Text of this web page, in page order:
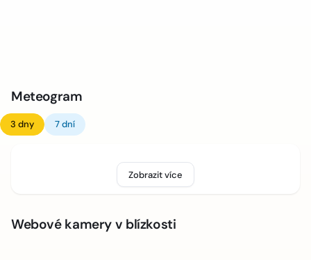
Meteogram
3 dny 7 dní
Zobrazit více
Webové kamery v blízkosti